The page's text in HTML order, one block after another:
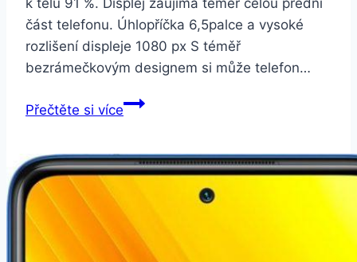
k tělu 91 %. Displej zaujímá téměř celou přední
část telefonu. Úhlopříčka 6,5palce a vysoké
rozlišení displeje 1080 px S téměř
bezrámečkovým designem si může telefon…
Přečtěte si víceHonor
GB
SIM
modrý
(51093VPL)